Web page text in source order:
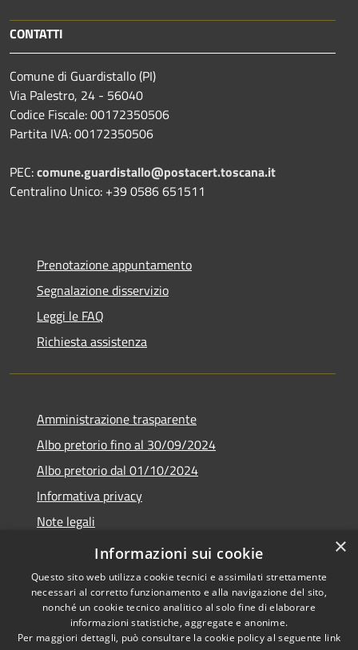
CONTATTI
Comune di Guardistallo (PI)
Via Palestro, 24 - 56040
Codice Fiscale: 00172350506
Partita IVA: 00172350506
PEC:comune.guardistallo@postacert.toscana.it
Centralino Unico: +39 0586 651511
Prenotazione appuntamento
Segnalazione disservizio
Leggi le FAQ
Richiesta assistenza
Amministrazione trasparente
Albo pretorio fino al 30/09/2024
Albo pretorio dal 01/10/2024
Informativa privacy
Note legali
Dichiarazione di accessibilità
Copyright © 2026 • Comune di
Guardistallo • Powered by
×
Informazioni sui cookie
Questo sito web utilizza cookie tecnici e assimilati strettamente
necessari al corretto funzionamento e alla navigazione del sito,
nonché un cookie tecnico analitico al solo fine di elaborare
informazioni statistiche, aggregate e anonime.
Per maggiori dettagli, può consultare la cookie policy al seguente link